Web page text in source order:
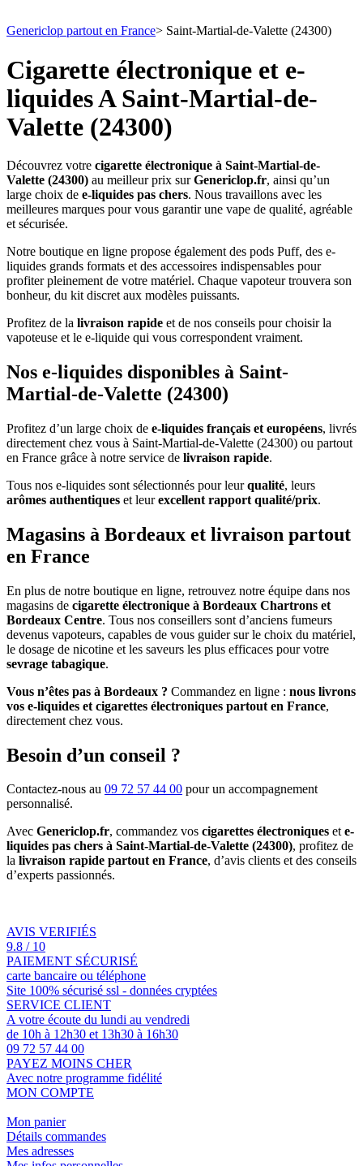
Genericlop partout en France> Saint-Martial-de-Valette (24300)
Cigarette électronique et e-
liquides A Saint-Martial-de-
Valette (24300)
Découvrez votre cigarette électronique à Saint-Martial-de-
Valette (24300) au meilleur prix surGenericlop.fr, ainsi qu’un
large choix de e-liquides pas chers. Nous travaillons avec les
meilleures marques pour vous garantir une vape de qualité, agréable
et sécurisée.
Notre boutique en ligne propose également des pods Puff, des e-
liquides grands formats et des accessoires indispensables pour
profiter pleinement de votre matériel. Chaque vapoteur trouvera son
bonheur, du kit discret aux modèles puissants.
Profitez de la livraison rapide et de nos conseils pour choisir la
vapoteuse et le e-liquide qui vous correspondent vraiment.
Nos e-liquides disponibles à Saint-
Martial-de-Valette (24300)
Profitez d’un large choix de e-liquides français et européens, livrés
directement chez vous à Saint-Martial-de-Valette (24300) ou partout
en France grâce à notre service de livraison rapide.
Tous nos e-liquides sont sélectionnés pour leurqualité, leurs
arômes authentiques et leurexcellent rapport qualité/prix.
Magasins à Bordeaux et livraison partout
en France
En plus de notre boutique en ligne, retrouvez notre équipe dans nos
magasins de cigarette électronique à Bordeaux Chartrons et
Bordeaux Centre. Tous nos conseillers sont d’anciens fumeurs
devenus vapoteurs, capables de vous guider sur le choix du matériel,
le dosage de nicotine et les saveurs les plus efficaces pour votre
sevrage tabagique.
Vous n’êtes pas à Bordeaux ? Commandez en ligne : nous livrons
vos e-liquides et cigarettes électroniques partout en France,
directement chez vous.
Besoin d’un conseil ?
Contactez-nous au 09 72 57 44 00 pour un accompagnement
personnalisé.
Avec Genericlop.fr, commandez vos cigarettes électroniques ete-
liquides pas chers à Saint-Martial-de-Valette (24300), profitez de
la livraison rapide partout en France, d’avis clients et des conseils
d’experts passionnés.
AVIS VERIFIÉS
9.8 / 10
PAIEMENT SÉCURISÉ
carte bancaire ou téléphone
Site 100% sécurisé ssl - données cryptées
SERVICE CLIENT
A votre écoute du lundi au vendredi
de 10h à 12h30 et 13h30 à 16h30
09 72 57 44 00
PAYEZ MOINS CHER
Avec notre programme fidélité
MON COMPTE
Mon panier
Détails commandes
Mes adresses